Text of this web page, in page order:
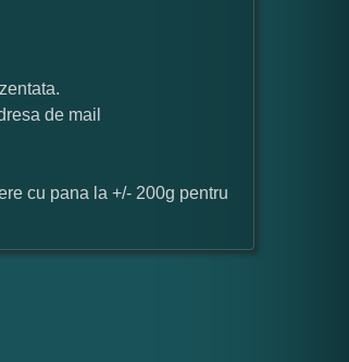
de mail
cu pana la +/- 200g pentru